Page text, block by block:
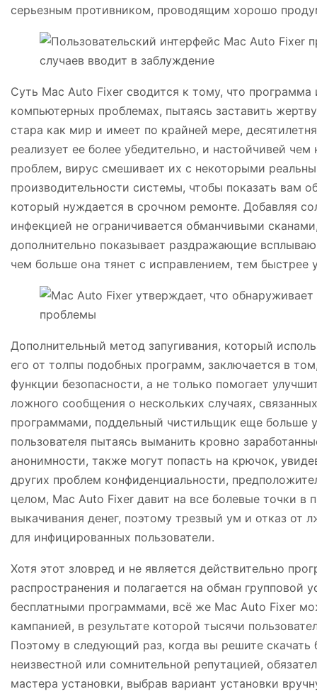
серьезным противником, проводящим хорошо
Суть Mac Auto Fixer сводится к тому, что
компьютерных проблемах, пытаясь заставить
стара как мир и имеет по крайней мере,
реализует ее более убедительно, и настойчивей
проблем, вирус смешивает их с некоторыми
производительности системы, чтобы показать вам
который нуждается в срочном ремонте. Добавляя
инфекцией не ограничивается обманчивыми
дополнительно показывает раздражающие
чем больше она тянет с исправлением, тем
Дополнительный метод запугивания, который
его от толпы подобных программ, заключается в
функции безопасности, а не только помогает
ложного сообщения о нескольких случаях,
программами, поддельный чистильщик еще больше
пользователя пытаясь выманить кровно
анонимности, также могут попасть на крючок,
других проблем конфиденциальности,
целом, Mac Auto Fixer давит на все болевые точки в
выкачивания денег, поэтому трезвый ум и отказ от
для инфицированных пользователи.
Хотя этот зловред и не является действительно
распространения и полагается на обман групповой
бесплатными программами, всё же Mac Auto Fixer
кампанией, в результате которой тысячи
Поэтому в следующий раз, когда вы решите скачать
неизвестной или сомнительной репутацией,
мастера установки, выбрав вариант установки